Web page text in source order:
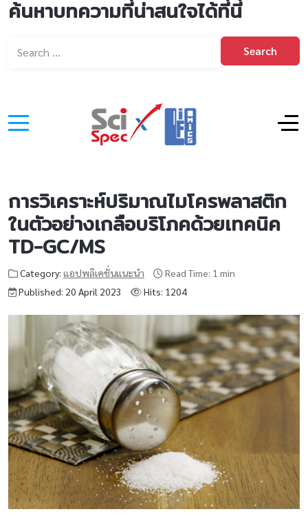
ค้นหาบทความที่น่าสนใจได้ที่นี่
Search
การวิเคราะห์ปริมาณไมโครพลาสติก
ในตัวอย่างเกลือบริโภคด้วยเทคนิค
TD-GC/MS
Category: แอปพลิเคชั่นแนะนำ
Read Time: 1 min
Published: 20 April 2023
Hits: 1204